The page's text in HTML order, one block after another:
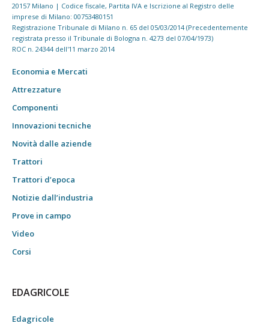
20157 Milano | Codice fiscale, Partita IVA e Iscrizione al Registro delle
imprese di Milano: 00753480151
Registrazione Tribunale di Milano n. 65 del 05/03/2014 (Precedentemente
registrata presso il Tribunale di Bologna n. 4273 del 07/04/1973)
ROC n. 24344 dell'11 marzo 2014
Economia e Mercati
Attrezzature
Componenti
Innovazioni tecniche
Novità dalle aziende
Trattori
Trattori d’epoca
Notizie dall’industria
Prove in campo
Video
Corsi
EDAGRICOLE
Edagricole